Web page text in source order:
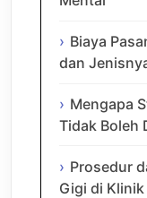
Biaya
dan
Mengapa
Tidak Boleh
Prosedur
Gigi di Klinik